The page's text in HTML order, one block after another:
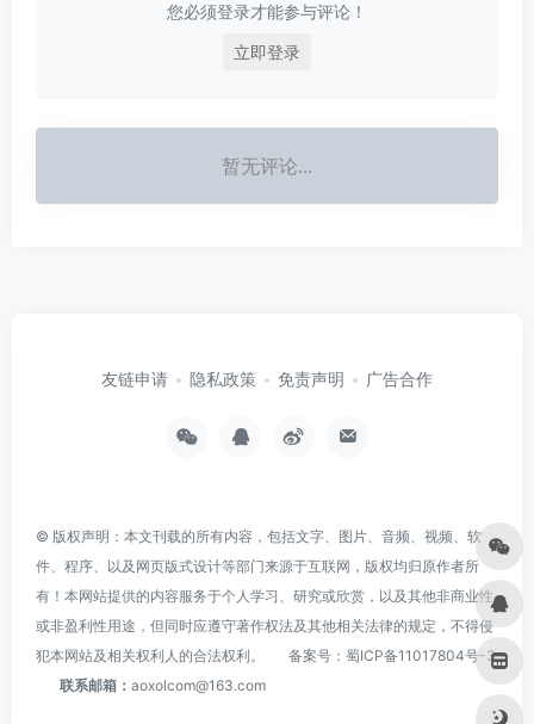
您必须登录才能参与评论！
立即登录
暂无评论...
友链申请 隐私政策 免责声明 广告合作
© 版权声明：本文刊载的所有内容，包括文字、图片、音频、视频、软
件、程序、以及网页版式设计等部门来源于互联网，版权均归原作者所
有！本网站提供的内容服务于个人学习、研究或欣赏，以及其他非商业性
或非盈利性用途，但同时应遵守著作权法及其他相关法律的规定，不得侵
犯本网站及相关权利人的合法权利。
备案号： 蜀ICP备11017804号-3
联系邮箱： aoxolcom@163.com